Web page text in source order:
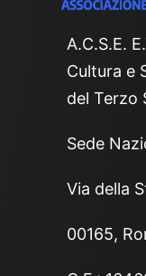
A.C.S.E.
Cultura e
del Terzo
Sede
Via della
00165,